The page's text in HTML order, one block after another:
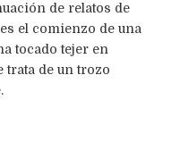
de relatos de
el comienzo de una
tocado tejer en
trata de un trozo